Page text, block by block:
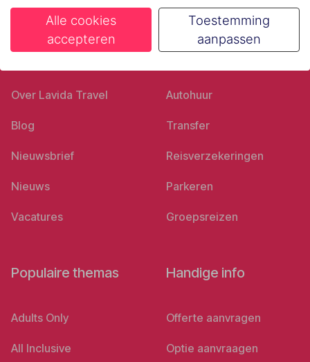
Ons bedrijf
Over Lavida Travel
Blog
Nieuwsbrief
Nieuws
Vacatures
Goed voorbereid
Autohuur
Transfer
Reisverzekeringen
Parkeren
Groepsreizen
Populaire themas
Adults Only
All Inclusive
Handige info
Offerte aanvragen
Optie aanvraagen
Alle cookies
accepteren
Toestemming
aanpassen